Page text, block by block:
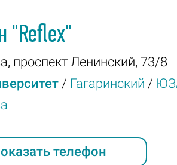
"Reflex"
, проспект Ленинский, 73/8
/ Гагаринский /
телефон